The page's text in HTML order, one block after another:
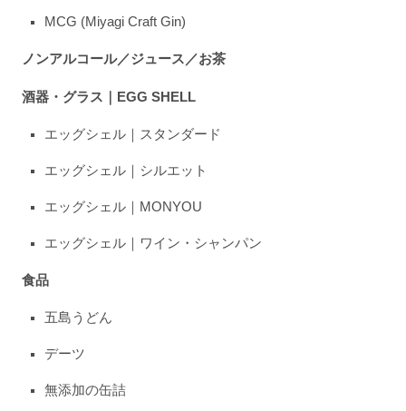
MCG (Miyagi Craft Gin)
ノンアルコール／ジュース／お茶
酒器・グラス｜EGG SHELL
エッグシェル｜スタンダード
エッグシェル｜シルエット
エッグシェル｜MONYOU
エッグシェル｜ワイン・シャンパン
食品
五島うどん
デーツ
無添加の缶詰